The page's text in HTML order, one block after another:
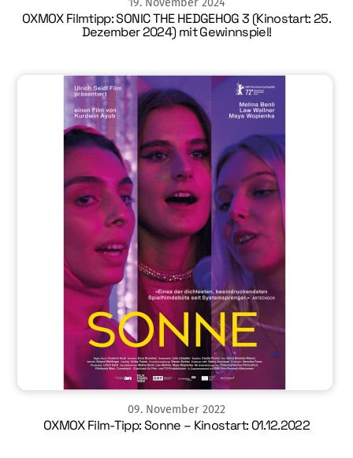
OXMOX Filmtipp: SONIC THE HEDGEHOG 3 (Kinostart: 25.
Dezember 2024) mit Gewinnspiel!
09. November 2022
OXMOX Film-Tipp: Sonne – Kinostart: 01.12.2022